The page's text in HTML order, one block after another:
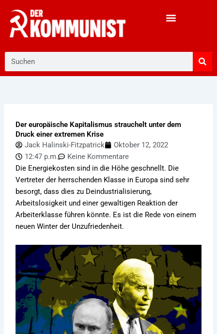
Inhalt
springen
Der europäische Kapitalismus strauchelt unter dem
Druck einer extremen Krise
Jack Halinski-Fitzpatrick
Oktober 12, 2022
12:47 p.m.
Keine Kommentare
Die Energiekosten sind in die Höhe geschnellt. Die
Vertreter der herrschenden Klasse in Europa sind sehr
besorgt, dass dies zu Deindustrialisierung,
Arbeitslosigkeit und einer gewaltigen Reaktion der
Arbeiterklasse führen könnte. Es ist die Rede von einem
neuen Winter der Unzufriedenheit.